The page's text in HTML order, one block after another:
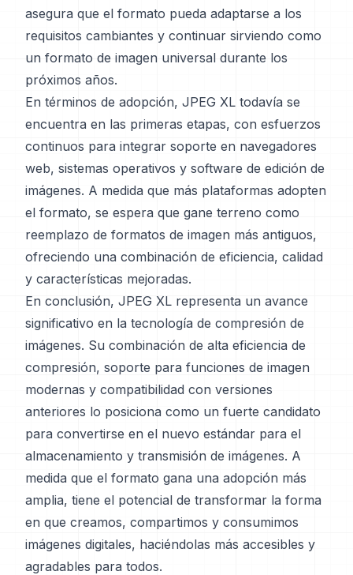
asegura que el formato pueda adaptarse a los
requisitos cambiantes y continuar sirviendo como
un formato de imagen universal durante los
próximos años.
En términos de adopción, JPEG XL todavía se
encuentra en las primeras etapas, con esfuerzos
continuos para integrar soporte en navegadores
web, sistemas operativos y software de edición de
imágenes. A medida que más plataformas adopten
el formato, se espera que gane terreno como
reemplazo de formatos de imagen más antiguos,
ofreciendo una combinación de eficiencia, calidad
y características mejoradas.
En conclusión, JPEG XL representa un avance
significativo en la tecnología de compresión de
imágenes. Su combinación de alta eficiencia de
compresión, soporte para funciones de imagen
modernas y compatibilidad con versiones
anteriores lo posiciona como un fuerte candidato
para convertirse en el nuevo estándar para el
almacenamiento y transmisión de imágenes. A
medida que el formato gana una adopción más
amplia, tiene el potencial de transformar la forma
en que creamos, compartimos y consumimos
imágenes digitales, haciéndolas más accesibles y
agradables para todos.